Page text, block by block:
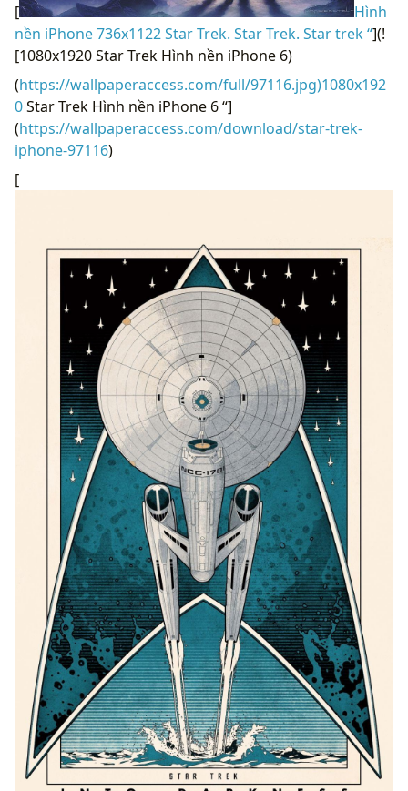
[
Hình
nền iPhone 736x1122 Star Trek. Star Trek. Star trek “](!
[1080x1920 Star Trek Hình nền iPhone 6)
(https://wallpaperaccess.com/full/97116.jpg)1080x192
0Star Trek Hình nền iPhone 6 “]
(https://wallpaperaccess.com/download/star-trek-
iphone-97116)
[